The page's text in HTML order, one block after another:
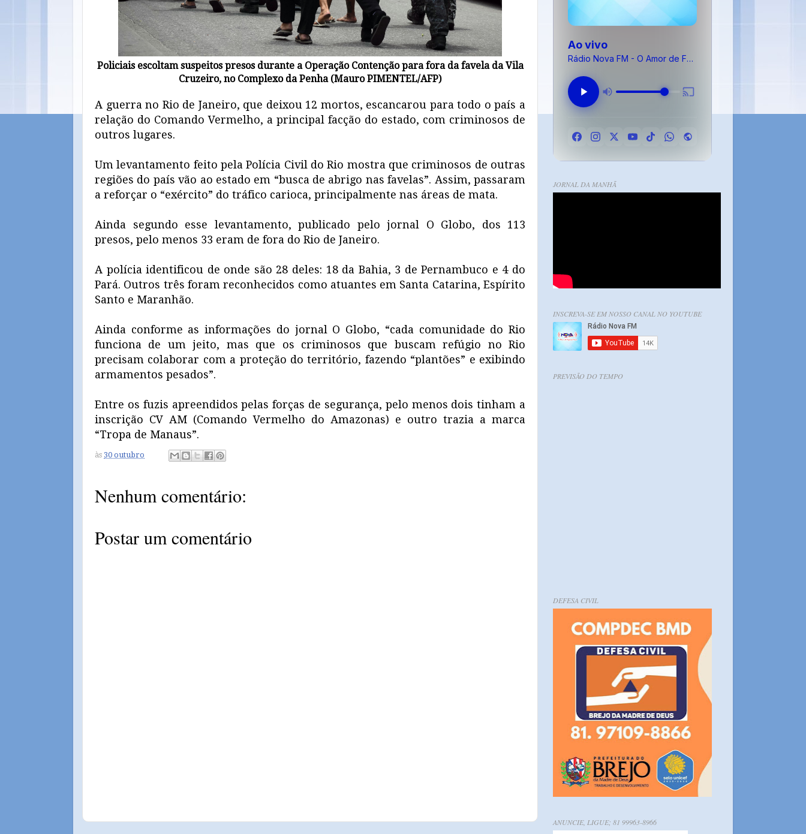
Policiais escoltam suspeitos presos durante a Operação Contenção para fora da favela da Vila
Cruzeiro, no Complexo da Penha (Mauro PIMENTEL/AFP)
A guerra no Rio de Janeiro, que deixou 12 mortos, escancarou para todo o país a
relação do Comando Vermelho, a principal facção do estado, com criminosos de
outros lugares.
Um levantamento feito pela Polícia Civil do Rio mostra que criminosos de outras
regiões do país vão ao estado em “busca de abrigo nas favelas”. Assim, passaram
a reforçar o “exército” do tráfico carioca, principalmente nas áreas de mata.
Ainda segundo esse levantamento, publicado pelo jornal O Globo, dos 113
presos, pelo menos 33 eram de fora do Rio de Janeiro.
A polícia identificou de onde são 28 deles: 18 da Bahia, 3 de Pernambuco e 4 do
Pará. Outros três foram reconhecidos como atuantes em Santa Catarina, Espírito
Santo e Maranhão.
Ainda conforme as informações do jornal O Globo, “cada comunidade do Rio
funciona de um jeito, mas que os criminosos que buscam refúgio no Rio
precisam colaborar com a proteção do território, fazendo “plantões” e exibindo
armamentos pesados”.
Entre os fuzis apreendidos pelas forças de segurança, pelo menos dois tinham a
inscrição CV AM (Comando Vermelho do Amazonas) e outro trazia a marca
“Tropa de Manaus”.
às 30 outubro
Nenhum comentário:
Postar um comentário
Ao vivo
Rádio Nova FM - O Amor de Fazenda Nova
JORNAL DA MANHÃ
INSCREVA-SE EM NOSSO CANAL NO YOUTUBE
PREVISÃO DO TEMPO
DEFESA CIVIL
ANUNCIE, LIGUE; 81 99963-8966